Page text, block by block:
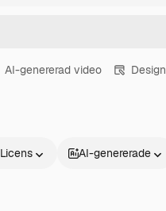
AI-genererad video Design
Licens AI-genererade